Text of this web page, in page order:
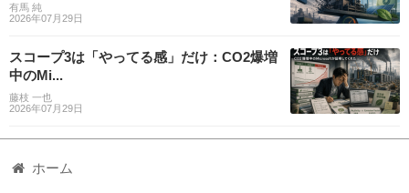
有馬 純
2026年07月29日
スコープ3は「やってる感」だけ：CO2爆増
中のMi...
藤枝 一也
2026年07月29日
ホーム